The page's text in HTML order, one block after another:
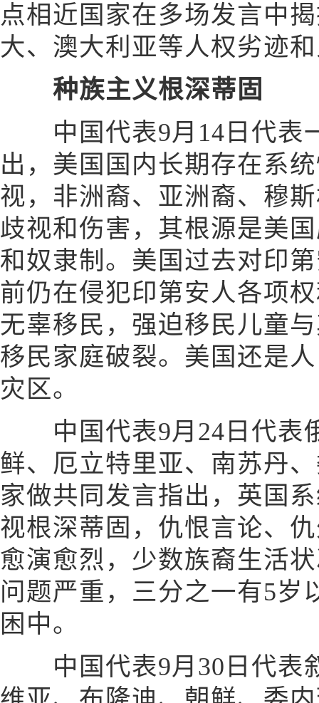
点相近国家在多场发言中
大、澳大利亚等人权劣迹
种族主义根深蒂固
中国代表9月14日代表
出，美国国内长期存在系
视，非洲裔、亚洲裔、穆
歧视和伤害，其根源是美
和奴隶制。美国过去对印
前仍在侵犯印第安人各项
无辜移民，强迫移民儿童
移民家庭破裂。美国还是
灾区。
中国代表9月24日代表
鲜、厄立特里亚、南苏丹
家做共同发言指出，英国
视根深蒂固，仇恨言论、
愈演愈烈，少数族裔生活
问题严重，三分之一有5岁
困中。
中国代表9月30日代表